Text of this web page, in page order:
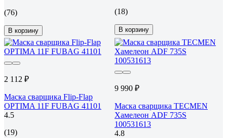
(76)
В корзину
(18)
В корзину
2 112 ₽
Маска сварщика Flip-Flap
OPTIMA 11F FUBAG 41101
4.5
(19)
9 990 ₽
Маска сварщика TECMEN
Хамелеон ADF 735S
100531613
4.8